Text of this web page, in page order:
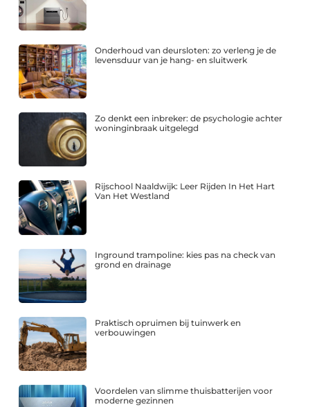
Onderhoud van deursloten: zo verleng je de
levensduur van je hang- en sluitwerk
Zo denkt een inbreker: de psychologie achter
woninginbraak uitgelegd
Rijschool Naaldwijk: Leer Rijden In Het Hart
Van Het Westland
Inground trampoline: kies pas na check van
grond en drainage
Praktisch opruimen bij tuinwerk en
verbouwingen
Voordelen van slimme thuisbatterijen voor
moderne gezinnen